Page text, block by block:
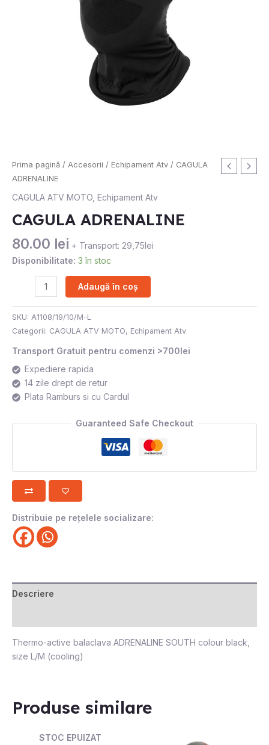
Prima pagină / Accesorii / Echipament Atv / CAGULA
ADRENALINE
CAGULA ATV MOTO Echipament Atv
CAGULA ADRENALINE
80.00 lei + Transport: 29,75lei
Disponibilitate: 3 în stoc
Cantitate
CAGULA
ADRENALINE
Adaugă în coș
SKU: A1108/19/10/M-L
Categorii: CAGULA ATV MOTO, Echipament Atv
Transport Gratuit pentru comenzi >700lei
Expediere rapida
14 zile drept de retur
Plata Ramburs si cu Cardul
Guaranteed Safe Checkout
Distribuie pe rețelele socializare:
Descriere
Thermo-active balaclava ADRENALINE SOUTH colour black,
size L/M (cooling)
Produse similare
STOC EPUIZAT